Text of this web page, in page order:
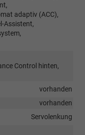
adaptiv (ACC),
Assistent,
Control hinten,
vorhanden
vorhanden
Servolenkung